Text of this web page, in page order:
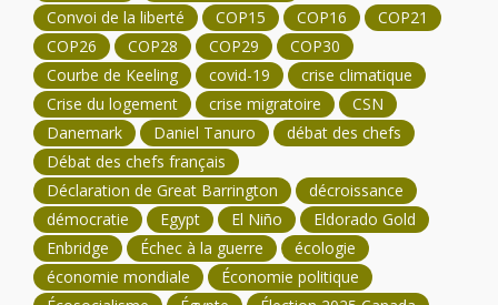
Convoi de la liberté
COP15 COP16
COP21
COP26
COP28 COP29
COP30
Courbe de Keeling
covid-19
crise climatique
Crise du logement
crise migratoire
CSN
Danemark
Daniel Tanuro
débat des chefs
Débat des chefs français
Déclaration de Great Barrington
décroissance
démocratie
Egypt El Niño
Eldorado Gold
Enbridge
Échec à la guerre
écologie
économie mondiale
Économie politique